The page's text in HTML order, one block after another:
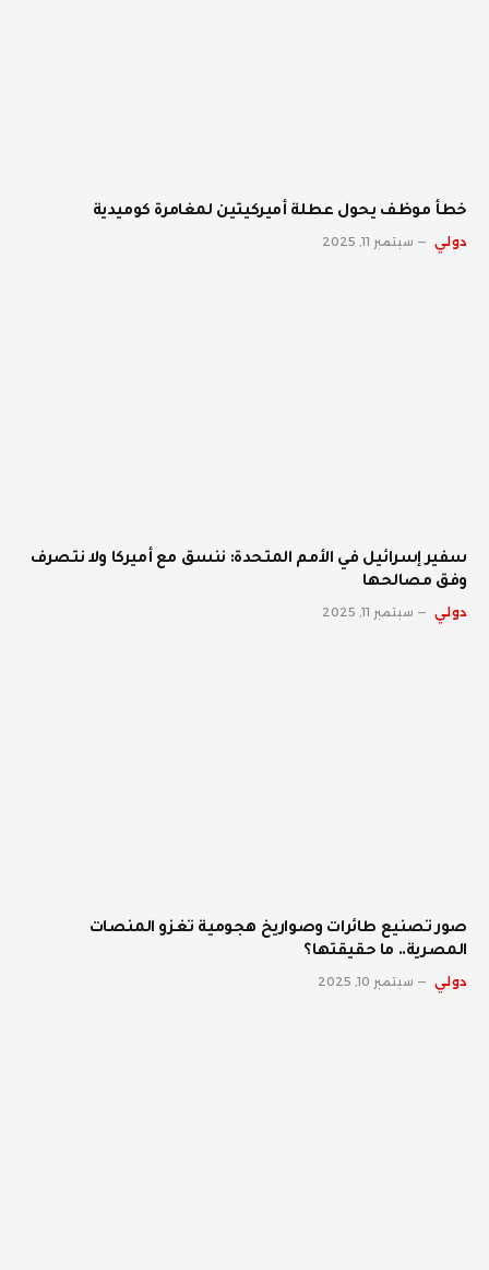
خطأ موظف يحول عطلة أميركيتين لمغامرة كوميدية
دولي سبتمبر 11, 2025
سفير إسرائيل في الأمم المتحدة: ننسق مع أميركا ولا نتصرف
وفق مصالحها
دولي سبتمبر 11, 2025
صور تصنيع طائرات وصواريخ هجومية تغزو المنصات
المصرية.. ما حقيقتها؟
دولي سبتمبر 10, 2025